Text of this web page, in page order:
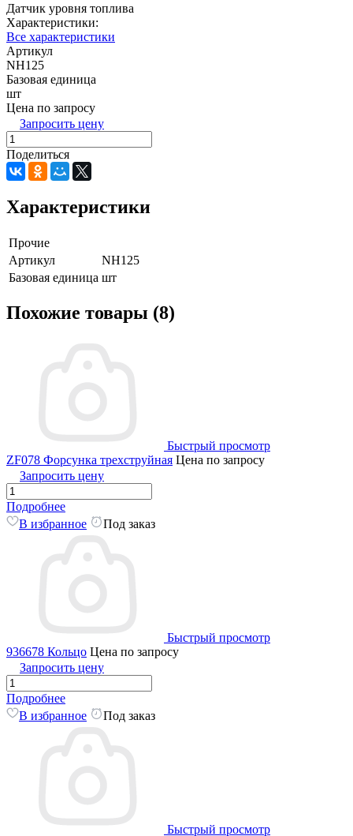
Датчик уровня топлива
Характеристики:
Все характеристики
Артикул
NH125
Базовая единица
шт
Цена по запросу
Запросить цену
Поделиться
Характеристики
Прочие
Артикул
NH125
Базовая единица шт
Похожие товары (8)
Быстрый просмотр
ZF078 Форсунка трехструйная Цена по запросу
Запросить цену
Подробнее
В избранное
Под заказ
Быстрый просмотр
936678 Кольцо Цена по запросу
Запросить цену
Подробнее
В избранное
Под заказ
Быстрый просмотр